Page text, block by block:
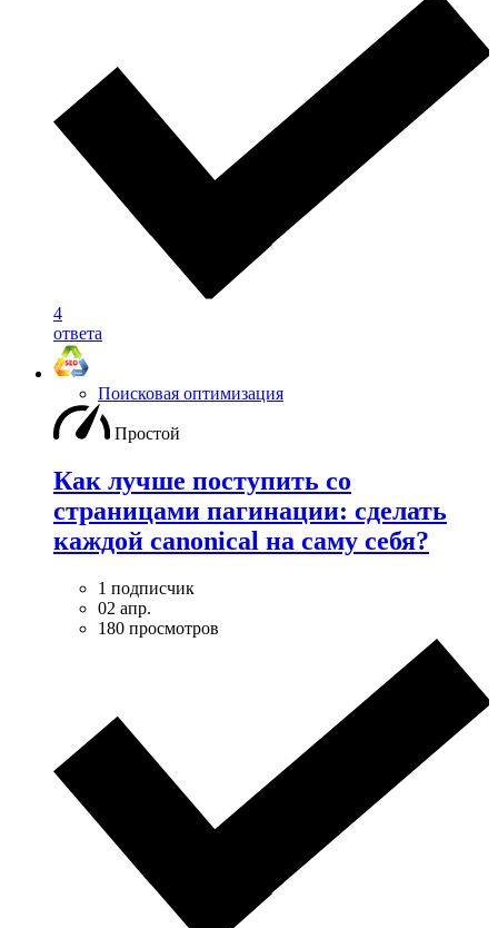
4
ответа
Поисковая оптимизация
Простой
Как лучше поступить со
страницами пагинации: сделать
каждой canonical на саму себя?
1 подписчик
02 апр.
180 просмотров